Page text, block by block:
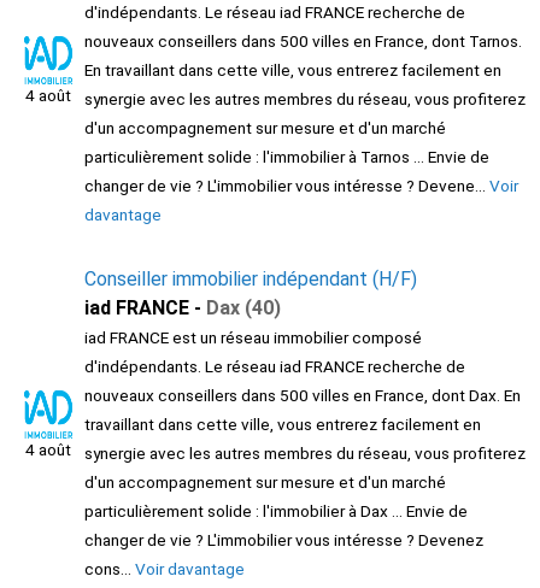
4 août
d'indépendants. Le réseau iad FRANCE recherche de
nouveaux conseillers dans 500 villes en France, dont Tarnos.
En travaillant dans cette ville, vous entrerez facilement en
synergie avec les autres membres du réseau, vous profiterez
d'un accompagnement sur mesure et d'un marché
particulièrement solide : l'immobilier à Tarnos ... Envie de
changer de vie ? L'immobilier vous intéresse ? Devene... Voir
davantage
4 août
Conseiller immobilier indépendant (H/F)
iad FRANCE - Dax (40)
iad FRANCE est un réseau immobilier composé
d'indépendants. Le réseau iad FRANCE recherche de
nouveaux conseillers dans 500 villes en France, dont Dax. En
travaillant dans cette ville, vous entrerez facilement en
synergie avec les autres membres du réseau, vous profiterez
d'un accompagnement sur mesure et d'un marché
particulièrement solide : l'immobilier à Dax ... Envie de
changer de vie ? L'immobilier vous intéresse ? Devenez
cons... Voir davantage